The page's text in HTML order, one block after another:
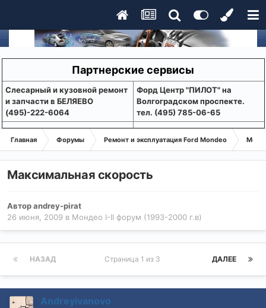
Партнерские сервисы
Слесарный и кузовной ремонт
и запчасти в БЕЛЯЕВО
(495)-222-6064
Форд Центр "ПИЛОТ" на
Волгоградском проспекте.
тел. (495) 785-06-65
Главная Форумы Ремонт и эксплуатация Ford Mondeo
Максимальная скорость
Авторandrey-pirat
26 июня, 2009 в Мондео I-II форум (1993-2000 г.в)
НАЗАД ДАЛЕЕ
Страница 1 из 3
Andreyivanovo